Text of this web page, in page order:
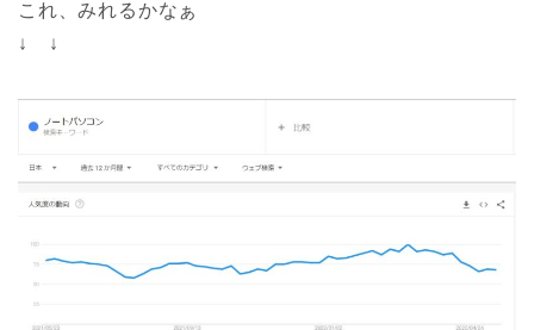
これ、みれるかなぁ
↓ ↓